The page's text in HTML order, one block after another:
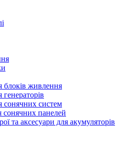
блоків живлення
сонячних систем
сонячних панелей
та аксесуари для акумуляторів